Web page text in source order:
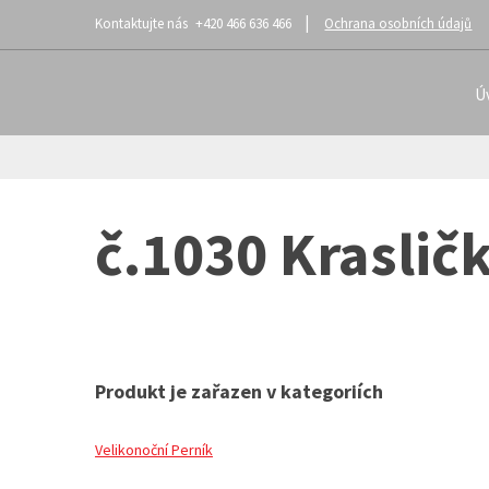
+420 466 636 466 Ochrana osobních údajů
č.1030
Produkt je zařazen v kategoriích
Velikonoční Perník